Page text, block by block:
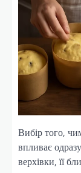
Вибір того,
впливає
верхівки, її